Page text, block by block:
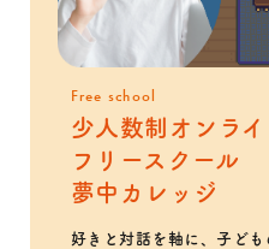
Free school
少人数制オンライ
フリースクール
夢中カレッジ
好きと対話を軸に、子ど